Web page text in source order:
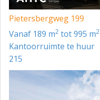
Pietersbergweg 199
vanaf 189 m2 tot 995 m2
Kantoorruimte te huur
215